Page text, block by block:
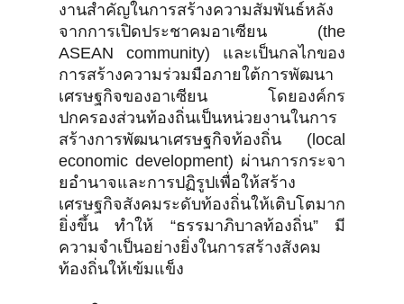
งานสำคัญในการสร้างความสัมพันธ์หลัง
จากการเปิดประชาคมอาเซียน (the
ASEAN community) และเป็นกลไกของ
การสร้างความร่วมมือภายใต้การพัฒนา
เศรษฐกิจของอาเซียน โดยองค์กร
ปกครองส่วนท้องถิ่นเป็นหน่วยงานในการ
สร้างการพัฒนาเศรษฐกิจท้องถิ่น (local
economic development) ผ่านการกระจา
ยอำนาจและการปฏิรูปเพื่อให้สร้าง
เศรษฐกิจสังคมระดับท้องถิ่นให้เติบโตมาก
ยิ่งขึ้น ทำให้ “ธรรมาภิบาลท้องถิ่น” มี
ความจำเป็นอย่างยิ่งในการสร้างสังคม
ท้องถิ่นให้เข้มแข็ง